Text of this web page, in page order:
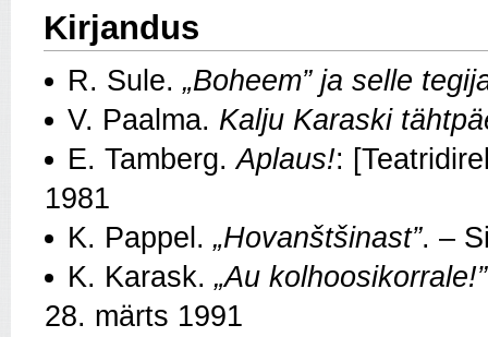
Kirjandus
R. Sule. „Boheem” ja selle
V. Paalma. Kalju Karaski
E. Tamberg.Aplaus!:
1981
K. Pappel. „Hovanštšinast”. –
K. Karask. „Au kolhoosikorrale!”
28. märts 1991